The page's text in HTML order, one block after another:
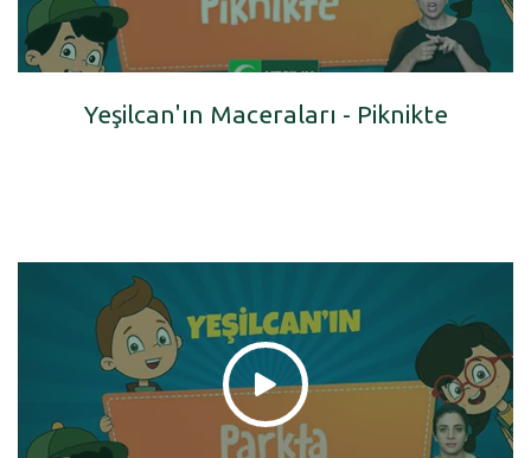
Yeşilcan'ın Maceraları - Piknikte